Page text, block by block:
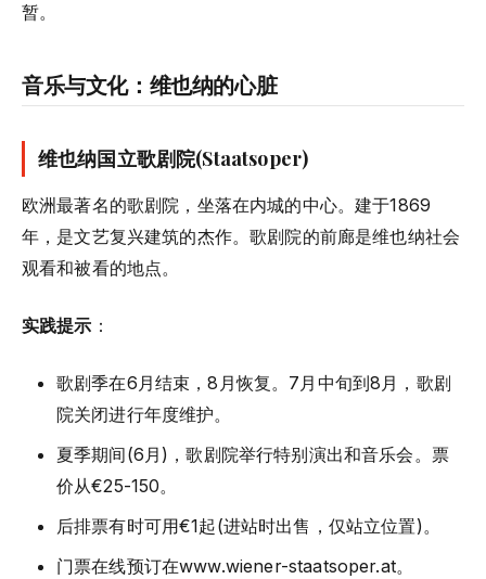
暂。
音乐与文化：维也纳的心脏
维也纳国立歌剧院(Staatsoper)
欧洲最著名的歌剧院，坐落在内城的中心。建于1869
年，是文艺复兴建筑的杰作。歌剧院的前廊是维也纳社会
观看和被看的地点。
实践提示 ：
歌剧季在6月结束，8月恢复。7月中旬到8月，歌剧
院关闭进行年度维护。
夏季期间(6月)，歌剧院举行特别演出和音乐会。票
价从€25-150。
后排票有时可用€1起(进站时出售，仅站立位置)。
门票在线预订在www.wiener-staatsoper.at。